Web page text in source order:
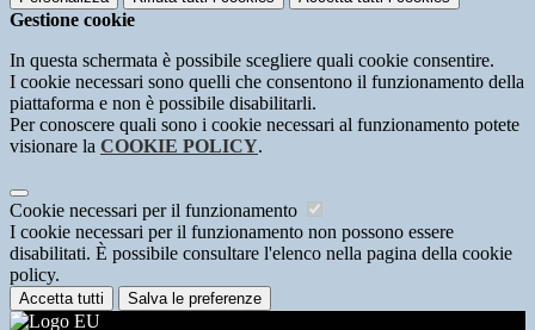
Gestione cookie
In questa schermata è possibile scegliere quali cookie consentire.
I cookie necessari sono quelli che consentono il funzionamento della
piattaforma e non è possibile disabilitarli.
Per conoscere quali sono i cookie necessari al funzionamento potete
visionare la COOKIE POLICY.
Cookie necessari per il funzionamento
I cookie necessari per il funzionamento non possono essere
disabilitati. È possibile consultare l'elenco nella pagina della cookie
policy.
Accetta tutti Salva le preferenze